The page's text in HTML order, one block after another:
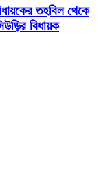
তহবিল থেকে
বিধায়ক